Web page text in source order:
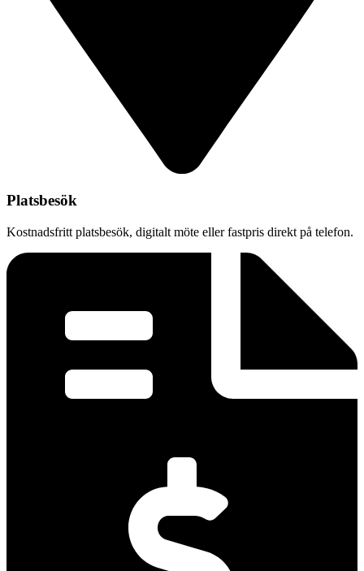
Platsbesök
Kostnadsfritt platsbesök, digitalt möte eller fastpris direkt på telefon.